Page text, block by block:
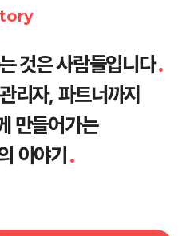
것은 사람들입니다.
리자, 파트너까지
만들어가는
이야기 .